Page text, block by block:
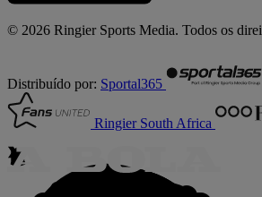
© 2026 Ringier Sports Media. Todos os
Distribuído por: Sportal365
Ringier South Africa